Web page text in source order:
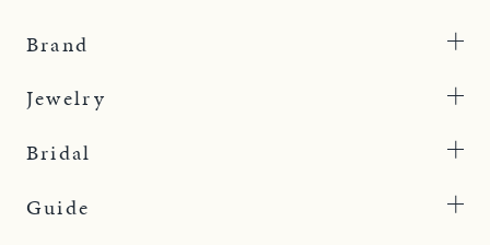
Brand
Jewelry
Bridal
Guide